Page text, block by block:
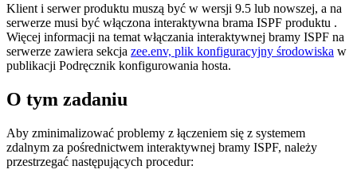
Klient i serwer produktu muszą być w wersji 9.5 lub nowszej, a na
serwerze musi być włączona interaktywna brama ISPF produktu .
Więcej informacji na temat włączania interaktywnej bramy ISPF na
serwerze zawiera sekcja zee.env, plik konfiguracyjny środowiska w
publikacji Podręcznik konfigurowania hosta.
O tym zadaniu
Aby zminimalizować problemy z łączeniem się z systemem
zdalnym za pośrednictwem interaktywnej bramy ISPF, należy
przestrzegać następujących procedur: